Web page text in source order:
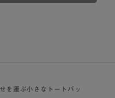
を運ぶ小さなトートバッ